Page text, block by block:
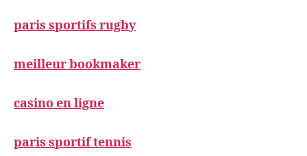
paris sportifs rugby
meilleur bookmaker
casino en ligne
paris sportif tennis